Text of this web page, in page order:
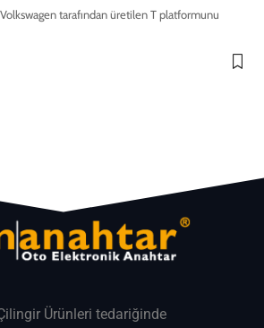
tarafından üretilen T platformunu
Ürünleri tedariğinde